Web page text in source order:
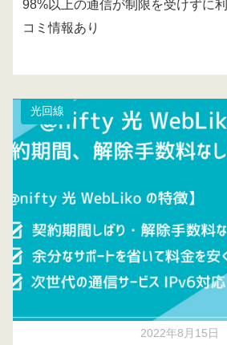
98%以上の通信が制限を受けずに
コミ情報あり
光回線
2022年8月15日